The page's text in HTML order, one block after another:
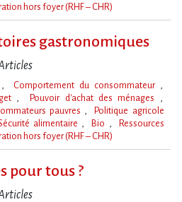
hors foyer (RHF – CHR)
gastronomiques
Comportement du consommateur
Pouvoir d'achat des ménages
pauvres
Politique agricole
alimentaire Bio
Ressources
hors foyer (RHF – CHR)
pour tous ?